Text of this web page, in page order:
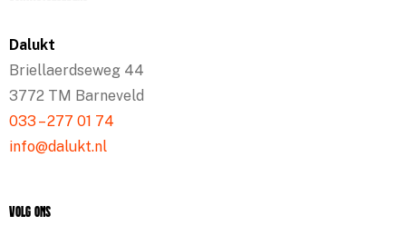
Dalukt
Briellaerdseweg 44
3772 TM Barneveld
033 – 277 01 74
info@dalukt.nl
Volg ons